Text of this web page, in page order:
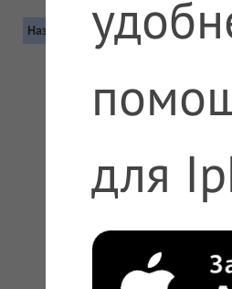
Название
для